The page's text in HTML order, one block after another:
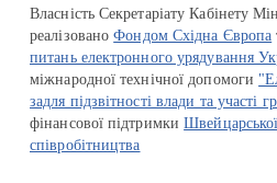
Власність Секретаріату Кабінету
реалізованоФондом Східна Європа
питань електронного урядування
міжнародної технічної допомоги
задля підзвітності влади та участі
фінансової підтримки
співробітництва